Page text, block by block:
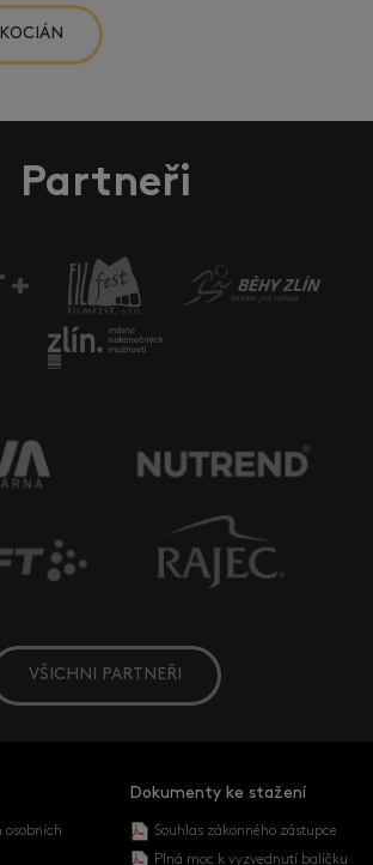
Partneři
VŠICHNI PARTNEŘI
osobních
Dokumenty ke stažení
Souhlas zákonného zástupce
Plná moc k vyzvednutí balíčku